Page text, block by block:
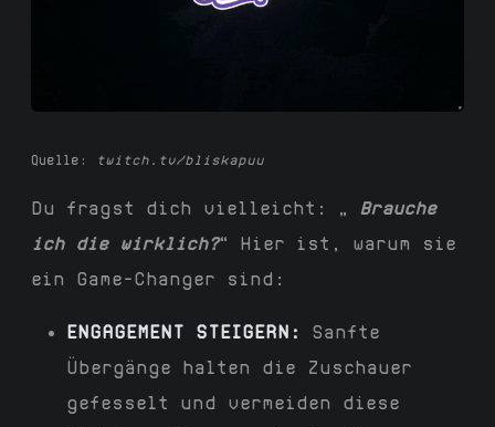
Quelle: twitch.tv/bliskapuu
Du fragst dich vielleicht: „
Brauche
ich die wirklich?“ Hier ist, warum sie
ein Game-Changer sind:
ENGAGEMENT STEIGERN:
Sanfte
Übergänge halten die Zuschauer
gefesselt und vermeiden diese